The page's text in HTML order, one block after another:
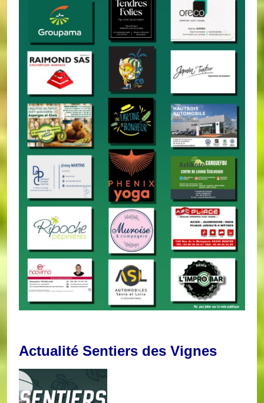
Actualité Sentiers des Vignes